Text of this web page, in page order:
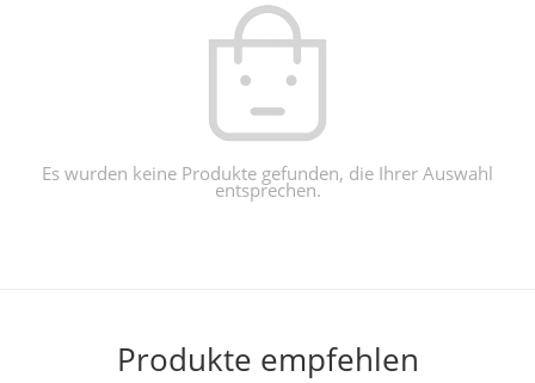
Es wurden keine Produkte gefunden, die Ihrer Auswahl
entsprechen.
Produkte empfehlen